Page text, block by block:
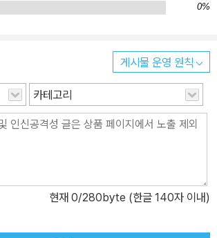
장을 다듬고 정리하는 마지막 단계이기도 하지
서는 ‘맞춤법’을 잘 알아야 합니다. 시작이 반입
맞춤법, 《왜 맞춤법에 맞게 써야 돼?》로 시작
0%
게시물 운영 원칙
카테고리
현재 0/280byte (한글 140자 이내)